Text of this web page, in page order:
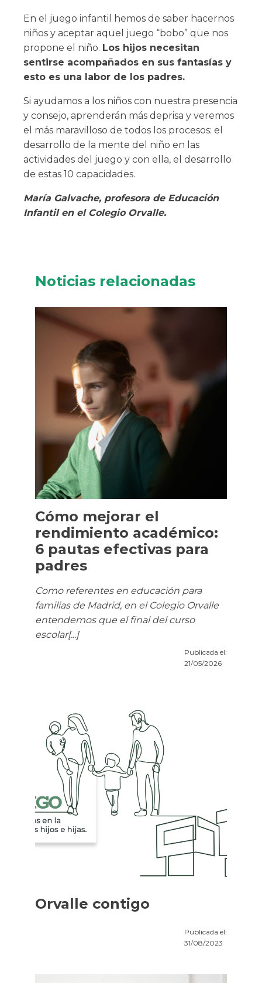
En el juego infantil hemos de saber hacernos
niños y aceptar aquel juego “bobo” que nos
propone el niño. Los hijos necesitan
sentirse acompañados en sus fantasías y
esto es una labor de los padres.
Si ayudamos a los niños con nuestra presencia
y consejo, aprenderán más deprisa y veremos
el más maravilloso de todos los procesos: el
desarrollo de la mente del niño en las
actividades del juego y con ella, el desarrollo
de estas 10 capacidades.
María Galvache, profesora de Educación
Infantil en el Colegio Orvalle.
Noticias relacionadas
Cómo mejorar el
rendimiento académico:
6 pautas efectivas para
padres
Como referentes en educación para
familias de Madrid, en el Colegio Orvalle
entendemos que el final del curso
escolar[...]
Publicada el:
21/05/2026
Orvalle contigo
Publicada el:
31/08/2023